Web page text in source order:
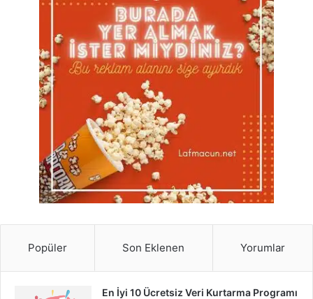
Popüler Son Eklenen Yorumlar
En İyi 10 Ücretsiz Veri Kurtarma Programı